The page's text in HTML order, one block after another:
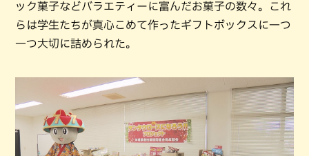
ック菓子などバラエティーに富んだお菓子の数々。これ
らは学生たちが真心こめて作ったギフトボックスに一つ
一つ大切に詰められた。